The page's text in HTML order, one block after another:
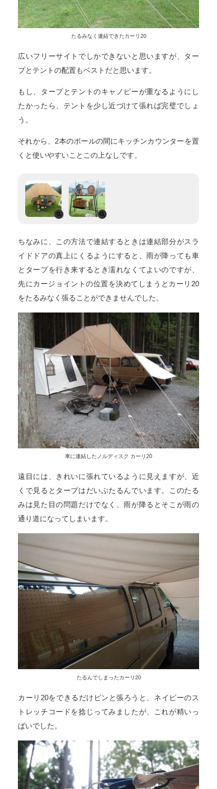
たるみなく連結できたカーリ20
広いフリーサイトでしかできないと思いますが、ター
プとテントの配置もベストだと思います。
もし、タープとテントのキャノピーが重なるようにし
たかったら、テントを少し近づけて張れば完璧でしょ
う。
それから、2本のポールの間にキッチンカウンターを置
くと使いやすいことこの上なしです。
ちなみに、この方法で連結するときは連結部分がスラ
イドドアの真上にくるようにすると、雨が降っても車
とタープを行き来するとき濡れなくてよいのですが、
先にカージョイントの位置を決めてしまうとカーリ20
をたるみなく張ることができませんでした。
車に連結したノルディスク カーリ20
遠目には、きれいに張れているように見えますが、近
くで見るとタープはだいぶたるんでいます。このたる
みは見た目の問題だけでなく、雨が降るとそこが雨の
通り道になってしまいます。
たるんでしまったカーリ20
カーリ20をできるだけピンと張ろうと、ネイビーのス
トレッチコードを捻じってみましたが、これが精いっ
ぱいでした。